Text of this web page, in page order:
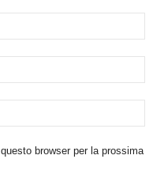
browser per la prossima